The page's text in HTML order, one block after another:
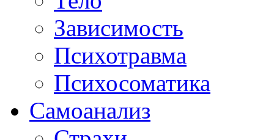
Зависимость
Психотравма
Психосоматика
Самоанализ